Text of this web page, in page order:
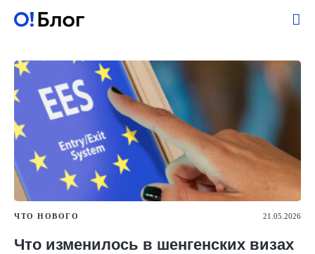
ЧТО НОВОГО 21.05.2026
Что изменилось в шенгенских визах